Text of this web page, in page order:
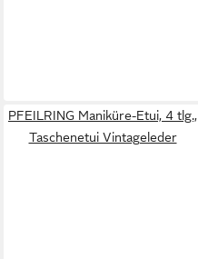
PFEILRING Maniküre-Etui, 4 tlg.,
Taschenetui Vintageleder